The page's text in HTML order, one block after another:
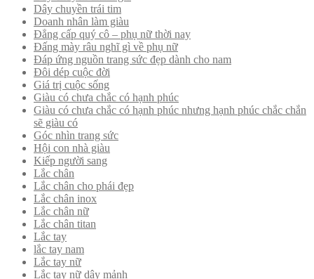
Dây chuyền trái tim
Doanh nhân làm giàu
Đẳng cấp quý cô – phụ nữ thời nay
Đấng mày râu nghĩ gì về phụ nữ
Đáp ứng nguồn trang sức đẹp dành cho nam
Đôi dép cuộc đời
Giá trị cuộc sống
Giàu có chưa chắc có hạnh phúc
Giàu có chưa chắc có hạnh phúc nhưng hạnh phúc chắc chắn
sẽ giàu có
Góc nhìn trang sức
Hội con nhà giàu
Kiếp người sang
Lắc chân
Lắc chân cho phái đẹp
Lắc chân inox
Lắc chân nữ
Lắc chân titan
Lắc tay
lắc tay nam
Lắc tay nữ
Lắc tay nữ dây mảnh